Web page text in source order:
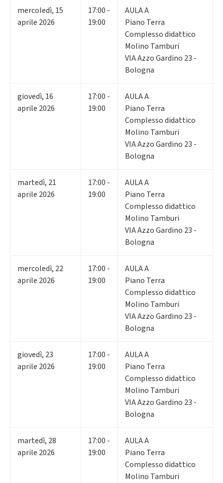
mercoledì, 15
aprile 2026
17:00 -
19:00
AULA A
Piano Terra
Complesso didattico
Molino Tamburi
VIA Azzo Gardino 23 -
Bologna
giovedì, 16
aprile 2026
17:00 -
19:00
AULA A
Piano Terra
Complesso didattico
Molino Tamburi
VIA Azzo Gardino 23 -
Bologna
martedì, 21
aprile 2026
17:00 -
19:00
AULA A
Piano Terra
Complesso didattico
Molino Tamburi
VIA Azzo Gardino 23 -
Bologna
mercoledì, 22
aprile 2026
17:00 -
19:00
AULA A
Piano Terra
Complesso didattico
Molino Tamburi
VIA Azzo Gardino 23 -
Bologna
giovedì, 23
aprile 2026
17:00 -
19:00
AULA A
Piano Terra
Complesso didattico
Molino Tamburi
VIA Azzo Gardino 23 -
Bologna
martedì, 28
aprile 2026
17:00 -
19:00
AULA A
Piano Terra
Complesso didattico
Molino Tamburi